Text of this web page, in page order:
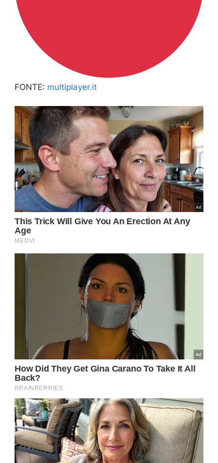
FONTE: multiplayer.it